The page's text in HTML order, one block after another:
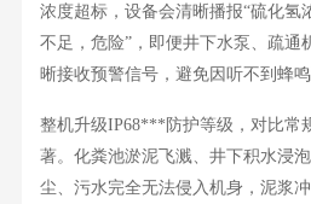
浓度超标，设备会清晰播报“硫化氢
不足，危险”，即便井下水泵、疏通
晰接收预警信号，避免因听不到蜂
整机升级IP68***防护等级，对比常
著。化粪池淤泥飞溅、井下积水浸
尘、污水完全无法侵入机身，泥浆